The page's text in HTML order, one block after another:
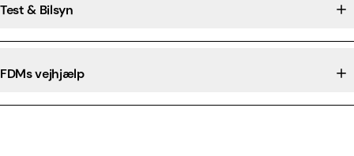
Test & Bilsyn
FDMs vejhjælp